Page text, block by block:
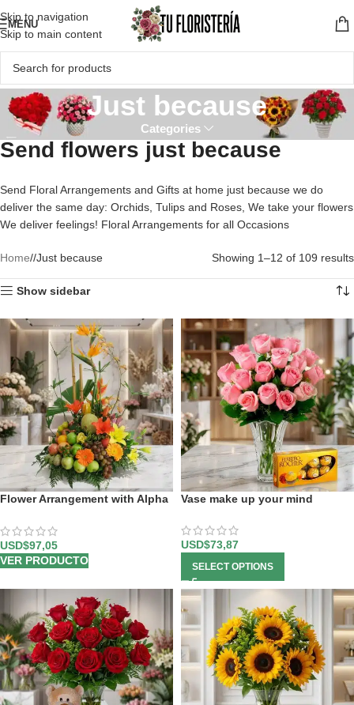
Skip to navigation
Skip to main content
MENU
Just because
Categories
Send flowers just because
Send Floral Arrangements and Gifts at home just because we do
deliver the same day: Orchids, Tulips and Roses, We take your flowers
We deliver feelings! Floral Arrangements for all Occasions
Home/ Just because Showing 1–12 of 109 results
Show sidebar
Flower Arrangement with Alpha
USD$97,05
VER PRODUCTO
Vase make up your mind
USD$73,87
SELECT OPTIONS